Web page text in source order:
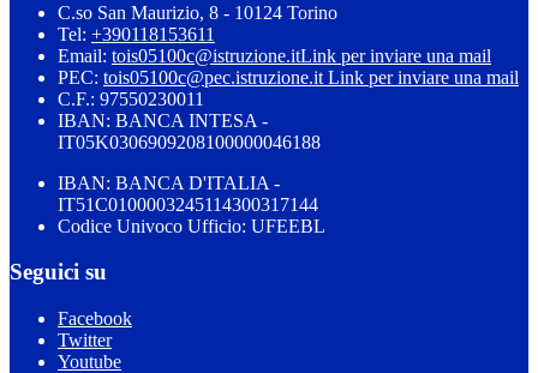
C.so San Maurizio, 8 - 10124 Torino
Tel: +390118153611
Email: tois05100c@istruzione.itLink per inviare una mail
PEC: tois05100c@pec.istruzione.it Link per inviare una mail
C.F.: 97550230011
IBAN: BANCA INTESA -
IT05K0306909208100000046188
IBAN: BANCA D'ITALIA -
IT51C0100003245114300317144
Codice Univoco Ufficio: UFEEBL
Seguici su
Facebook
Twitter
Youtube